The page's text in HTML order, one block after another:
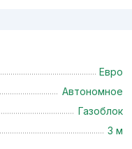
Евро
Автономное
Газоблок
3 м